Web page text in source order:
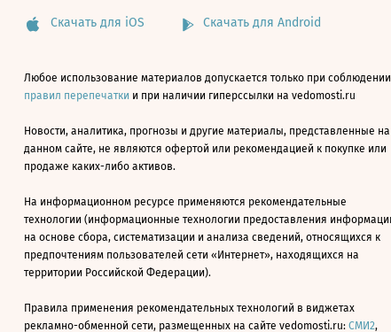
Скачать для iOS Скачать для Android
Любое использование материалов допускается только при соблюдении
правил перепечатки и при наличии гиперссылки на vedomosti.ru
Новости, аналитика, прогнозы и другие материалы, представленные на
данном сайте, не являются офертой или рекомендацией к покупке или
продаже каких-либо активов.
На информационном ресурсе применяются рекомендательные
технологии (информационные технологии предоставления
на основе сбора, систематизации и анализа сведений, относящихся к
предпочтениям пользователей сети «Интернет», находящихся на
территории Российской Федерации).
Правила применения рекомендательных технологий в виджетах
рекламно-обменной сети, размещенных на сайте vedomosti.ru: СМИ2,